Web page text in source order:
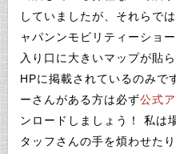
していましたが、それらで
ャパンンモビリティーショーでは
入り口に大きいマップが貼
HPに掲載されているのみです。 なのでお目当ての
ーさんがある方は必ず公式
ンロードしましょう！ 私は場所がわからなくてインフォス
タッフさんの手を煩わせた